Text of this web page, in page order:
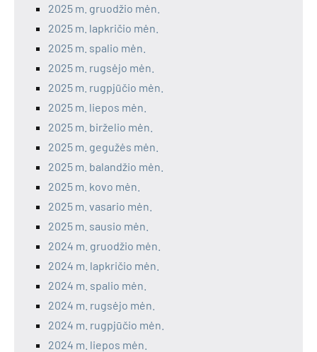
2025 m. gruodžio mėn.
2025 m. lapkričio mėn.
2025 m. spalio mėn.
2025 m. rugsėjo mėn.
2025 m. rugpjūčio mėn.
2025 m. liepos mėn.
2025 m. birželio mėn.
2025 m. gegužės mėn.
2025 m. balandžio mėn.
2025 m. kovo mėn.
2025 m. vasario mėn.
2025 m. sausio mėn.
2024 m. gruodžio mėn.
2024 m. lapkričio mėn.
2024 m. spalio mėn.
2024 m. rugsėjo mėn.
2024 m. rugpjūčio mėn.
2024 m. liepos mėn.